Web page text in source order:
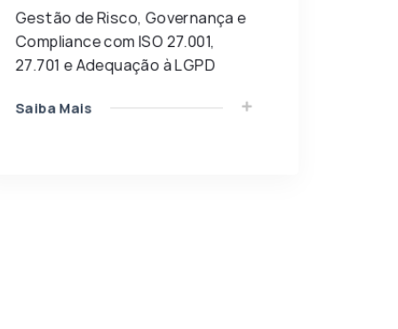
Gestão de Risco, Governança e
Compliance com ISO 27.001,
27.701 e Adequação à LGPD
Saiba Mais